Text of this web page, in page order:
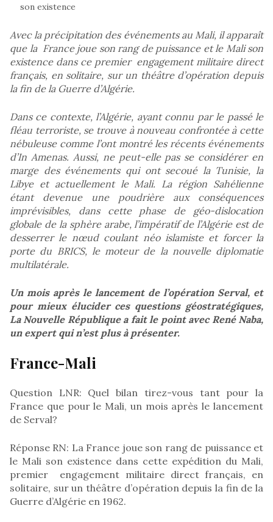
son existence
Avec la précipitation des événements au Mali, il apparaît
que la France joue son rang de puissance et le Mali son
existence dans ce premier engagement militaire direct
français, en solitaire, sur un théâtre d’opération depuis
la fin de la Guerre d’Algérie.
Dans ce contexte, l’Algérie, ayant connu par le passé le
fléau terroriste, se trouve à nouveau confrontée à cette
nébuleuse comme l’ont montré les récents événements
d’In Amenas. Aussi, ne peut-elle pas se considérer en
marge des événements qui ont secoué la Tunisie, la
Libye et actuellement le Mali. La région Sahélienne
étant devenue une poudrière aux conséquences
imprévisibles, dans cette phase de géo-dislocation
globale de la sphère arabe, l’impératif de l’Algérie est de
desserrer le nœud coulant néo islamiste et forcer la
porte du BRICS, le moteur de la nouvelle diplomatie
multilatérale.
Un mois après le lancement de l’opération Serval, et
pour mieux élucider ces questions géostratégiques,
La Nouvelle République a fait le point avec René Naba,
un expert qui n’est plus à présenter.
France-Mali
Question LNR: Quel bilan tirez-vous tant pour la
France que pour le Mali, un mois après le lancement
de Serval?
Réponse RN: La France joue son rang de puissance et
le Mali son existence dans cette expédition du Mali,
premier engagement militaire direct français, en
solitaire, sur un théâtre d’opération depuis la fin de la
Guerre d’Algérie en 1962.